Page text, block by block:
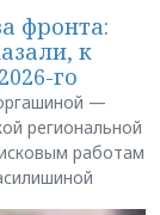
фронта:
к
го
—
региональной
работам